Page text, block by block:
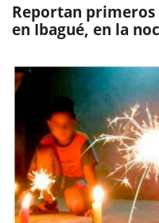
Reportan
en Ibagué, en la